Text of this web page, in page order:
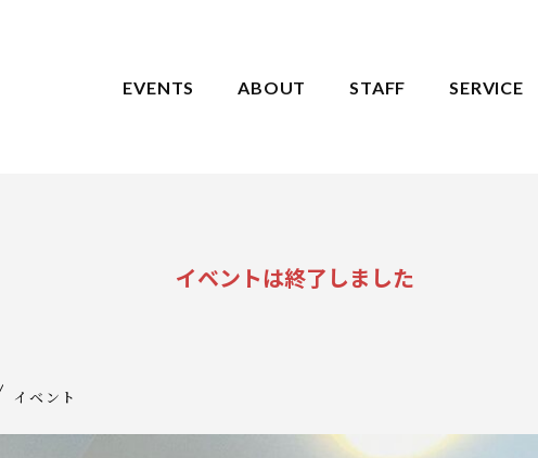
EVENTS ABOUT STAFF SERVICE
イベントは終了しました
イベント